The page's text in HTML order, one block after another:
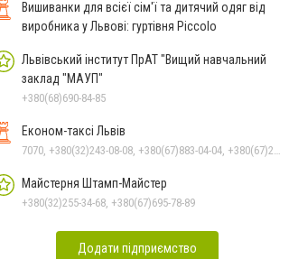
Вишиванки для всієї сім'ї та дитячий одяг від
виробника у Львові: гуртівня Piccolo
Львівський інститут ПрАТ "Вищий навчальний
заклад "МАУП"
+380(68)690-84-85
Економ-таксі Львів
Майстерня Штамп-Майстер
+380(32)255-34-68, +380(67)695-78-89
Додати підприємство